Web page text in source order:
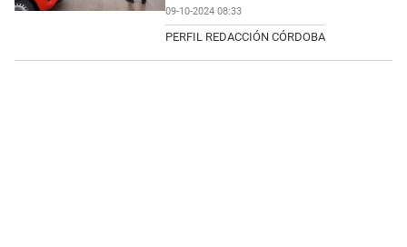
09-10-2024 08:33
PERFIL REDACCIÓN CÓRDOBA